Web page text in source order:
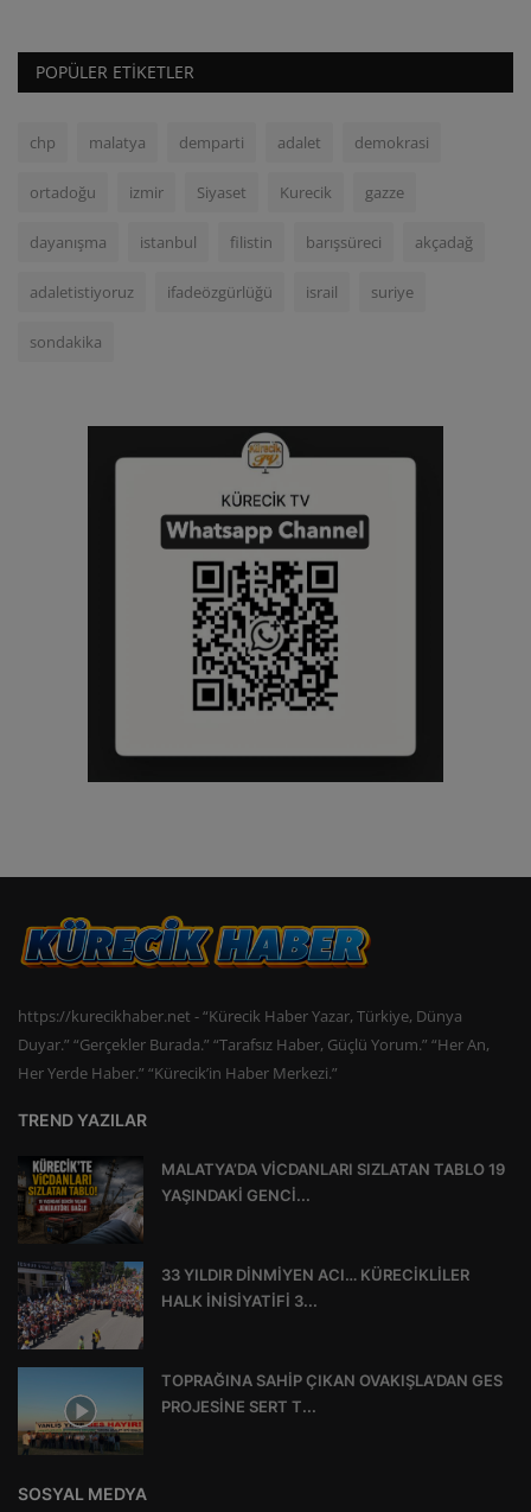
POPÜLER ETIKETLER
chp malatya demparti adalet demokrasi
ortadoğu izmir Siyaset Kurecik gazze
dayanışma istanbul filistin barışsüreci akçadağ
adaletistiyoruz ifadeözgürlüğü israil suriye
sondakika
https://kurecikhaber.net - “Kürecik Haber Yazar, Türkiye, Dünya
Duyar.” “Gerçekler Burada.” “Tarafsız Haber, Güçlü Yorum.” “Her An,
Her Yerde Haber.” “Kürecik’in Haber Merkezi.”
TREND YAZILAR
MALATYA’DA VİCDANLARI SIZLATAN TABLO 19
YAŞINDAKİ GENCİ...
33 YILDIR DİNMİYEN ACI… KÜRECİKLİLER
HALK İNİSİYATİFİ 3...
TOPRAĞINA SAHİP ÇIKAN OVAKIŞLA’DAN GES
PROJESİNE SERT T...
SOSYAL MEDYA